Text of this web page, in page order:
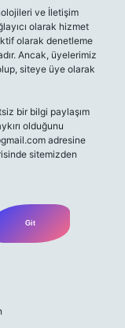
ve İletişim
olarak hizmet
olarak denetleme
Ancak, üyelerimiz
siteye üye olarak
bir bilgi paylaşım
olduğunu
adresine
sitemizden